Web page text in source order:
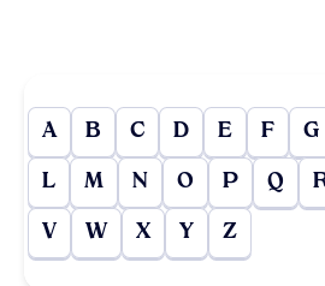
A B C D E F G
L M N O P Q
V W X Y Z